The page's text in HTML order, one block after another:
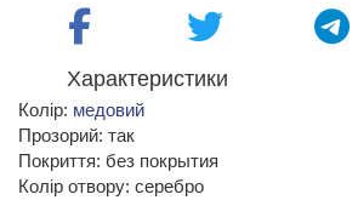
Характеристики
Колір: медовий
Прозорий: так
Покриття: без покрытия
Колір отвору: серебро